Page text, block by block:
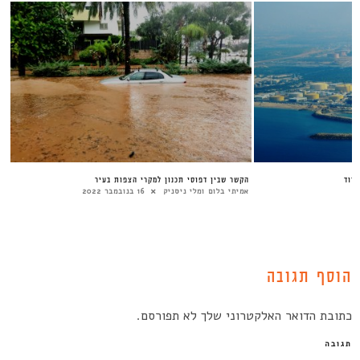
הקשר שבין דפוסי תכנון למקרי הצפות בעיר
אמיתי בלום ומלי ניסניק 16 בנובמבר 2022
הוסף תגובה
כתובת הדואר האלקטרוני שלך לא תפורסם.
תגובה